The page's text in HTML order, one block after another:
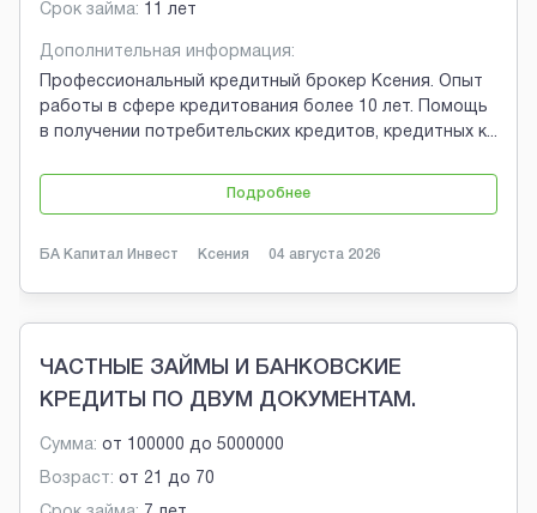
Срок займа: 11 лет
Дополнительная информация:
Профессиональный кредитный брокер Ксения. Опыт
работы в сфере кредитования более 10 лет. Помощь
в получении потребительских кредитов, кредитных к...
Подробнее
БА Капитал Инвест Ксения 04 августа 2026
ЧАСТНЫЕ ЗАЙМЫ И БАНКОВСКИЕ
КРЕДИТЫ ПО ДВУМ ДОКУМЕНТАМ.
Сумма: от 100000 до 5000000
Возраст: от 21 до 70